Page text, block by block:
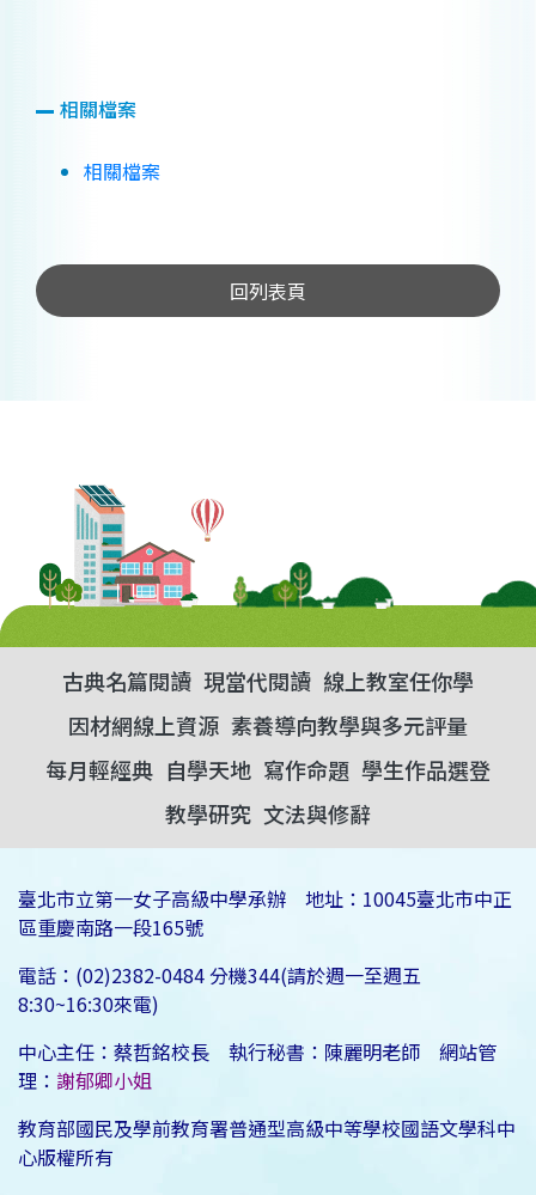
相關檔案
相關檔案
回列表頁
古典名篇閱讀 現當代閱讀 線上教室任你學
因材網線上資源 素養導向教學與多元評量
每月輕經典 自學天地 寫作命題 學生作品選登
教學研究 文法與修辭
臺北市立第一女子高級中學承辦 地址：10045臺北市中正
區重慶南路一段165號
電話：(02)2382-0484 分機344(請於週一至週五
8:30~16:30來電)
中心主任：蔡哲銘校長 執行秘書：陳麗明老師 網站管
理： 謝郁卿小姐
教育部國民及學前教育署普通型高級中等學校國語文學科中
心版權所有